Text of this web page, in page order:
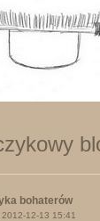
bohaterów
12-13 15:41